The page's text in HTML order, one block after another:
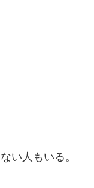
い人もいる。